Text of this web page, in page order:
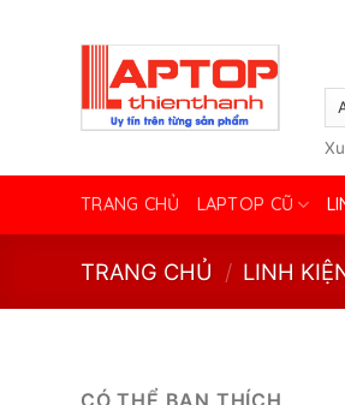
TRANG CHỦ LAPTOP CŨ
TRANG CHỦ / LINH
CÓ THỂ BẠN THÍCH